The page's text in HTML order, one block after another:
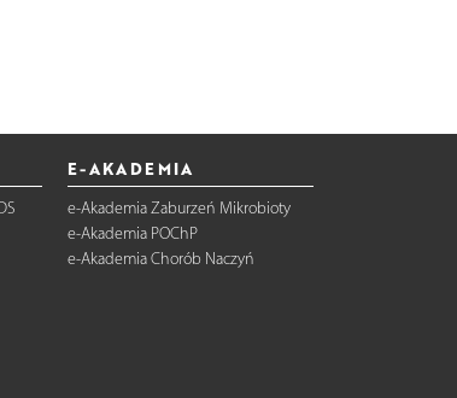
E-AKADEMIA
e-Akademia Zaburzeń Mikrobioty
e-Akademia POChP
e-Akademia Chorób Naczyń